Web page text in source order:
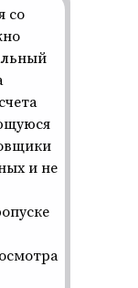
со
и не